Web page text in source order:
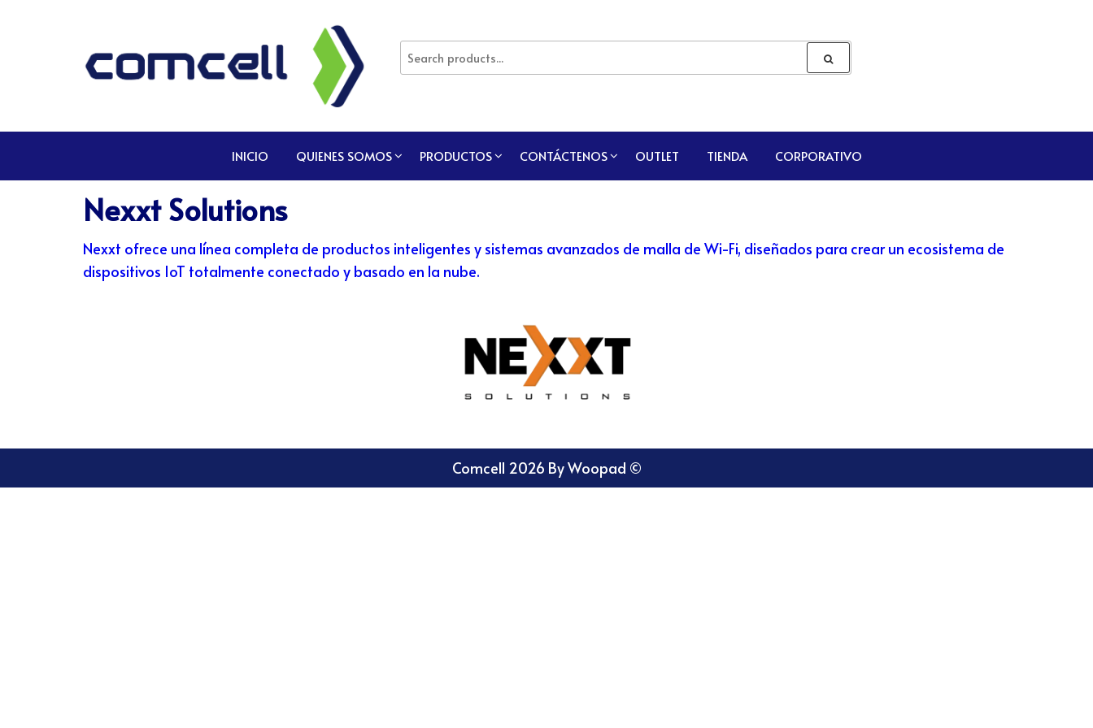
INICIO QUIENES SOMOS PRODUCTOS CONTÁCTENOS OUTLET TIENDA CORPORATIVO
Nexxt Solutions
Nexxt ofrece una línea completa de productos inteligentes y sistemas avanzados de malla de Wi-Fi, diseñados para crear un ecosistema de
dispositivos IoT totalmente conectado y basado en la nube.
Comcell 2026 By Woopad ©